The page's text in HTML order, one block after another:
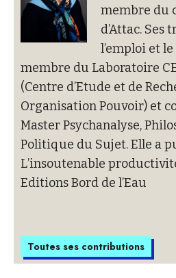
membre du
d’Attac.
l’emploi et
membre du Laboratoire
(Centre d’Etude et de
Organisation Pouvoir) et
Master Psychanalyse,
Politique du Sujet. Elle a
L’insoutenable
Editions Bord de l’Eau
Toutes ses contributions